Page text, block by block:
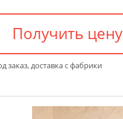
Получить цену
заказ, доставка с фабрики